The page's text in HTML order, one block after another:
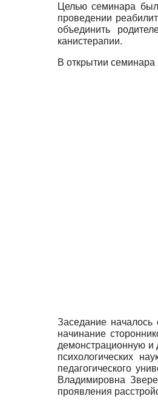
Целью семинара
проведении
объединить
канистерапии.
В открытии семинара
Заседание началось
начинание
демонстрационную и
психологических
педагогического
Владимировна
проявления